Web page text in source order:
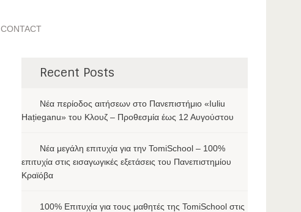
CONTACT
Recent Posts
Νέα περίοδος αιτήσεων στο Πανεπιστήμιο «Iuliu
Hațieganu» του Κλουζ – Προθεσμία έως 12 Αυγούστου
Νέα μεγάλη επιτυχία για την TomiSchool – 100%
επιτυχία στις εισαγωγικές εξετάσεις του Πανεπιστημίου
Κραϊόβα
100% Επιτυχία για τους μαθητές της TomiSchool στις